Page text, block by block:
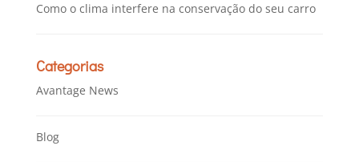
Como o clima interfere na conservação do seu carro
Categorias
Avantage News
Blog